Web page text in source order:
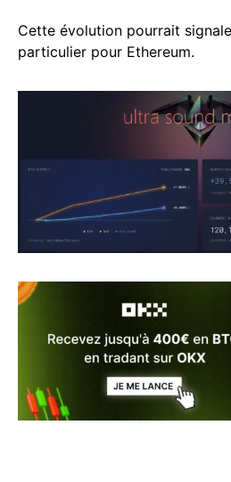
Cette évolution pourrait
particulier pour Ethereum.